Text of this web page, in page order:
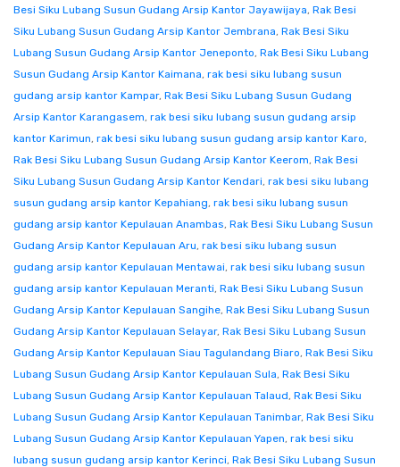
Besi Siku Lubang Susun Gudang Arsip Kantor Jayawijaya, Rak Besi
Siku Lubang Susun Gudang Arsip Kantor Jembrana, Rak Besi Siku
Lubang Susun Gudang Arsip Kantor Jeneponto, Rak Besi Siku Lubang
Susun Gudang Arsip Kantor Kaimana, rak besi siku lubang susun
gudang arsip kantor Kampar, Rak Besi Siku Lubang Susun Gudang
Arsip Kantor Karangasem, rak besi siku lubang susun gudang arsip
kantor Karimun, rak besi siku lubang susun gudang arsip kantor Karo,
Rak Besi Siku Lubang Susun Gudang Arsip Kantor Keerom, Rak Besi
Siku Lubang Susun Gudang Arsip Kantor Kendari, rak besi siku lubang
susun gudang arsip kantor Kepahiang, rak besi siku lubang susun
gudang arsip kantor Kepulauan Anambas, Rak Besi Siku Lubang Susun
Gudang Arsip Kantor Kepulauan Aru, rak besi siku lubang susun
gudang arsip kantor Kepulauan Mentawai, rak besi siku lubang susun
gudang arsip kantor Kepulauan Meranti, Rak Besi Siku Lubang Susun
Gudang Arsip Kantor Kepulauan Sangihe, Rak Besi Siku Lubang Susun
Gudang Arsip Kantor Kepulauan Selayar, Rak Besi Siku Lubang Susun
Gudang Arsip Kantor Kepulauan Siau Tagulandang Biaro, Rak Besi Siku
Lubang Susun Gudang Arsip Kantor Kepulauan Sula, Rak Besi Siku
Lubang Susun Gudang Arsip Kantor Kepulauan Talaud, Rak Besi Siku
Lubang Susun Gudang Arsip Kantor Kepulauan Tanimbar, Rak Besi Siku
Lubang Susun Gudang Arsip Kantor Kepulauan Yapen, rak besi siku
lubang susun gudang arsip kantor Kerinci, Rak Besi Siku Lubang Susun